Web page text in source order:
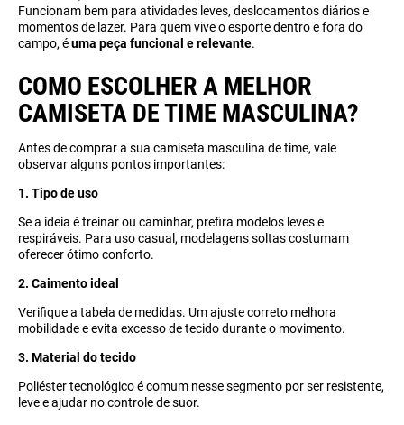
Funcionam bem para atividades leves, deslocamentos diários e
momentos de lazer. Para quem vive o esporte dentro e fora do
campo, éuma peça funcional e relevante.
COMO ESCOLHER A MELHOR
CAMISETA DE TIME MASCULINA?
Antes de comprar a sua camiseta masculina de time, vale
observar alguns pontos importantes:
1. Tipo de uso
Se a ideia é treinar ou caminhar, prefira modelos leves e
respiráveis. Para uso casual, modelagens soltas costumam
oferecer ótimo conforto.
2. Caimento ideal
Verifique a tabela de medidas. Um ajuste correto melhora
mobilidade e evita excesso de tecido durante o movimento.
3. Material do tecido
Poliéster tecnológico é comum nesse segmento por ser resistente,
leve e ajudar no controle de suor.